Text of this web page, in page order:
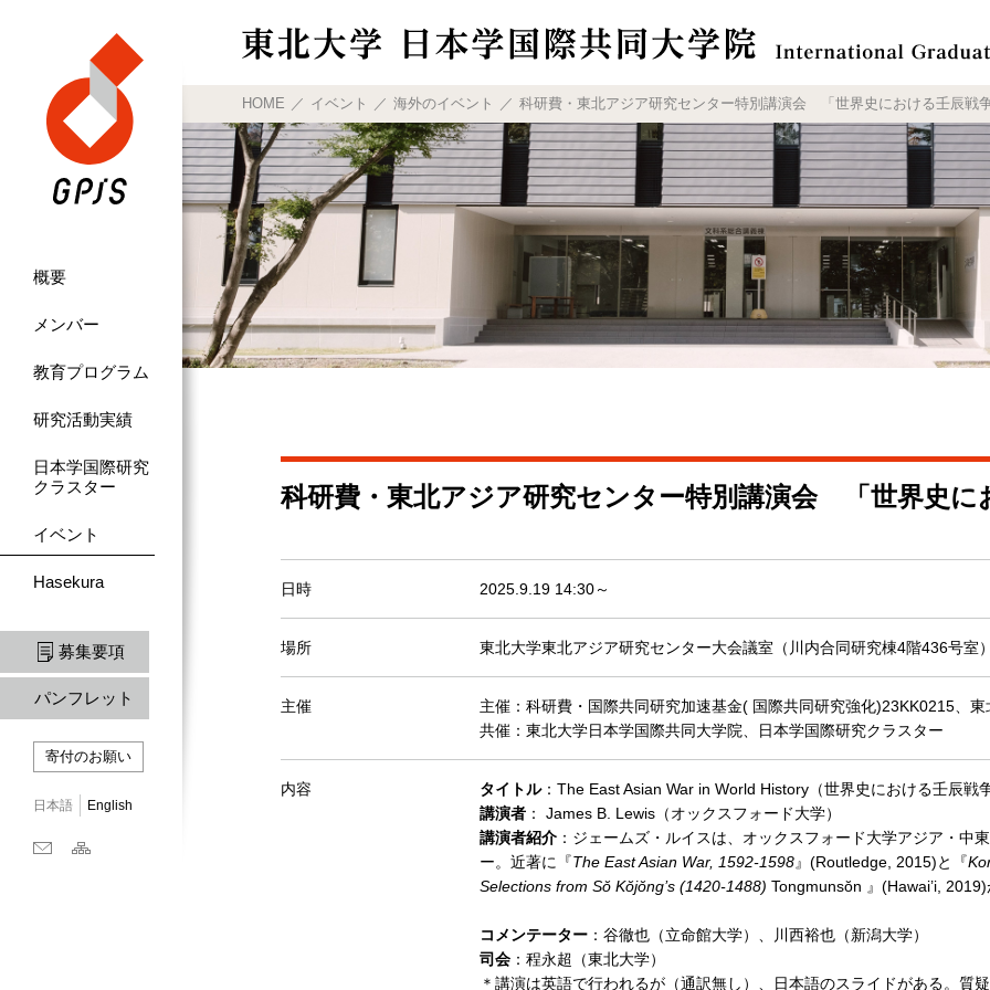
概要
メンバー
教育プログラム
研究活動実績
日本学国際研究
クラスター
イベント
Hasekura
募集要項
パンフレット
寄付のお願い
日本語 English
HOME イベント 海外のイベント 科研費・東北アジア研究センター特別講演会 「世界史における壬辰戦
科研費・東北アジア研究センター特別講演会 「世界史に
日時 2025.9.19 14:30～
場所 東北大学東北アジア研究センター大会議室（川内合同研究棟4階436号室
主催
主催：科研費・国際共同研究加速基金( 国際共同研究強化)23KK0215、
共催：東北大学日本学国際共同大学院、日本学国際研究クラスター
内容 タイトル：The East Asian War in World History（世界史における壬辰戦
講演者 ： James B. Lewis（オックスフォード大学）
講演者紹介 ：ジェームズ・ルイスは、オックスフォード大学アジア・中
ー。近著に『The East Asian War, 1592-1598』(Routledge, 2015)と『
Selections from Sŏ Kŏjŏng’s (1420-1488) Tongmunsŏn 』(Hawai’i,
コメンテーター ：谷徹也（立命館大学）、川西裕也（新潟大学）
司会 ：程永超（東北大学）
＊講演は英語で行われるが（通訳無し）、日本語のスライドがある。質